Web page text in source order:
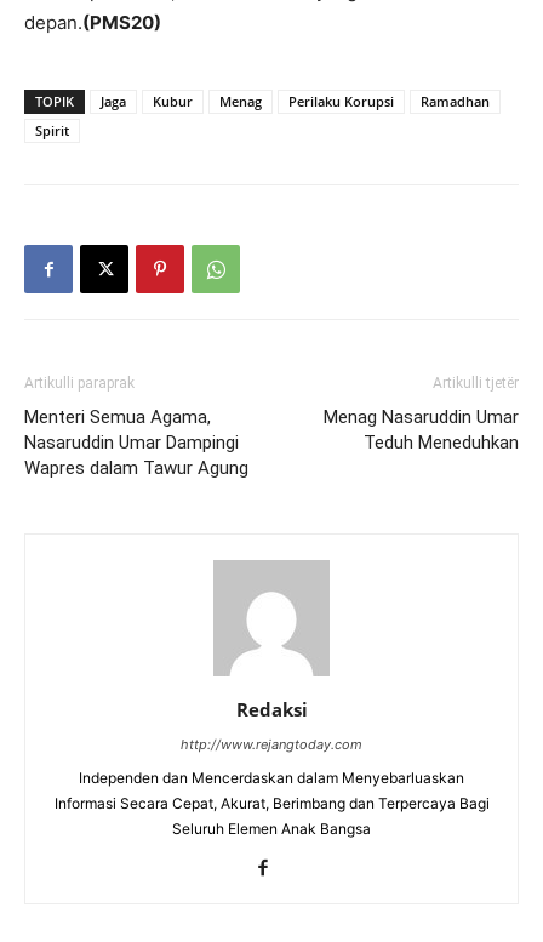
depan.(PMS20)
TOPIK Jaga Kubur Menag Perilaku Korupsi
Ramadhan
Spirit
Artikulli paraprak
Menteri Semua Agama,
Nasaruddin Umar Dampingi
Wapres dalam Tawur Agung
Artikulli tjetër
Menag Nasaruddin Umar
Teduh Meneduhkan
Redaksi
http://www.rejangtoday.com
Independen dan Mencerdaskan dalam Menyebarluaskan
Informasi Secara Cepat, Akurat, Berimbang dan Terpercaya Bagi
Seluruh Elemen Anak Bangsa